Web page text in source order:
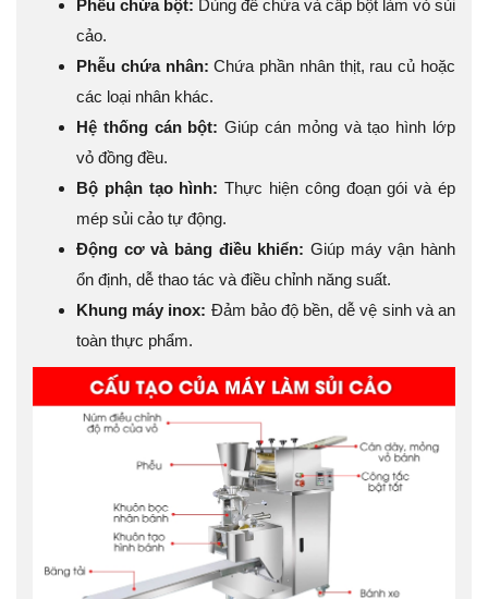
Phễu chứa bột: Dùng để chứa và cấp bột làm vỏ sủi
cảo.
Phễu chứa nhân: Chứa phần nhân thịt, rau củ hoặc
các loại nhân khác.
Hệ thống cán bột: Giúp cán mỏng và tạo hình lớp
vỏ đồng đều.
Bộ phận tạo hình: Thực hiện công đoạn gói và ép
mép sủi cảo tự động.
Động cơ và bảng điều khiển: Giúp máy vận hành
ổn định, dễ thao tác và điều chỉnh năng suất.
Khung máy inox: Đảm bảo độ bền, dễ vệ sinh và an
toàn thực phẩm.